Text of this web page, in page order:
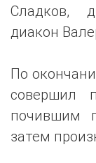
Сладков,
диакон
По
совершил
почившим
затем